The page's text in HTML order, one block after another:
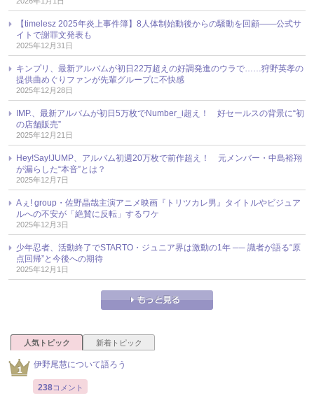
【timelesz 2025年炎上事件簿】8人体制始動後からの騒動を回顧――公式サ
イトで謝罪文発表も
2025年12月31日
キンプリ、最新アルバムが初日22万超えの好調発進のウラで……狩野英孝の
提供曲めぐりファンが先輩グループに不快感
2025年12月28日
IMP.、最新アルバムが初日5万枚でNumber_i超え！ 好セールスの背景に“初
の店舗販売”
2025年12月21日
Hey!Say!JUMP、アルバム初週20万枚で前作超え！ 元メンバー・中島裕翔
が漏らした“本音”とは？
2025年12月7日
Aぇ! group・佐野晶哉主演アニメ映画『トリツカレ男』タイトルやビジュア
ルへの不安が「絶賛に反転」するワケ
2025年12月3日
少年忍者、活動終了でSTARTO・ジュニア界は激動の1年 ── 識者が語る“原
点回帰”と今後への期待
2025年12月1日
人気トピック 新着トピック
伊野尾慧について語ろう
238コメント